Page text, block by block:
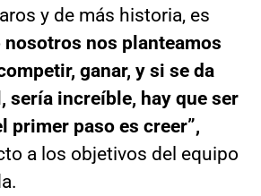
y de más historia, es
nosotros nos planteamos
ganar, y si se da
sería increíble, hay que ser
primer paso es creer”,
a los objetivos del equipo